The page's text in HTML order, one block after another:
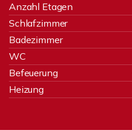
Anzahl Etagen
Schlafzimmer
Badezimmer
WC
Befeuerung
Heizung